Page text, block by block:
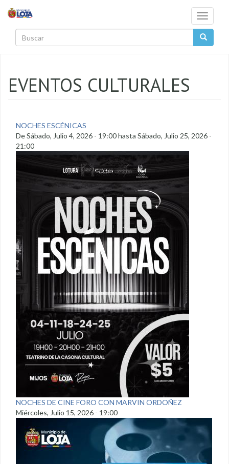
Toggle
EVENTOS CULTURALES
NOCHES ESCÉNICAS
DeSábado, Julio 4, 2026 - 19:00hasta Sábado, Julio 25, 2026 -
21:00
NOCHES DE CINE FORO CON MARVIN ORDOÑEZ
Miércoles, Julio 15, 2026 - 19:00